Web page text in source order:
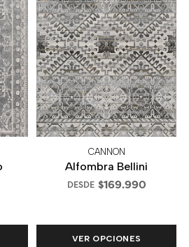
CANNON
Alfombra Bellini
DESDE $169.990
VER OPCIONES